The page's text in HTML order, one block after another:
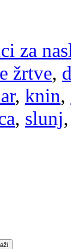
za
žrtve,
, knin,
, slunj